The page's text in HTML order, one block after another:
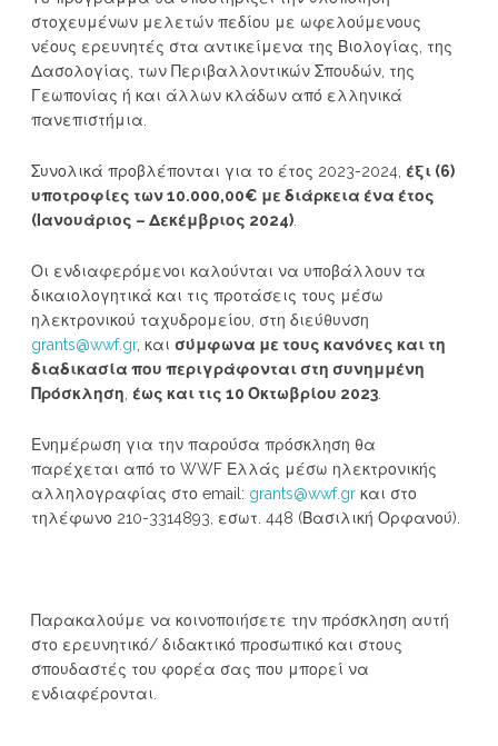
στοχευμένων μελετών πεδίου με ωφελούμενους
νέους ερευνητές στα αντικείμενα της Βιολογίας, της
Δασολογίας, των Περιβαλλοντικών Σπουδών, της
Γεωπονίας ή και άλλων κλάδων από ελληνικά
πανεπιστήμια.
Συνολικά προβλέπονται για το έτος 2023-2024, έξι (6)
υποτροφίες των 10.000,00€ με διάρκεια ένα έτος
(Ιανουάριος – Δεκέμβριος 2024).
Οι ενδιαφερόμενοι καλούνται να υποβάλλουν τα
δικαιολογητικά και τις προτάσεις τους μέσω
ηλεκτρονικού ταχυδρομείου, στη διεύθυνση
grants@wwf.gr, και σύμφωνα με τους κανόνες και τη
διαδικασία που περιγράφονται στη συνημμένη
Πρόσκληση έως και τις 10 Οκτωβρίου 2023.
Ενημέρωση για την παρούσα πρόσκληση θα
παρέχεται από το WWF Ελλάς μέσω ηλεκτρονικής
αλληλογραφίας στο email: grants@wwf.grκαι στο
τηλέφωνο 210-3314893, εσωτ. 448 (Βασιλική Ορφανού).
Παρακαλούμε να κοινοποιήσετε την πρόσκληση αυτή
στο ερευνητικό/ διδακτικό προσωπικό και στους
σπουδαστές του φορέα σας που μπορεί να
ενδιαφέρονται.